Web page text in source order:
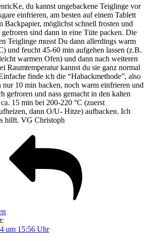
du kannst ungebackene Teiglinge vor
einfrieren, am besten auf einem Tablett
Backpapier, möglichst schnell frosten und
gefroren sind dann in eine Tüte packen. Die
Teiglinge musst Du dann allerdings warm
und feucht 45-60 min aufgehen lassen (z.B.
warmen Ofen) und dann nach weiteren
Raumtemperatur kannst du sie ganz normal
finde ich die “Habackmethode”, also
nur 10 min backen, noch warm einfrieren und
gefroren und nass gemacht in den kalten
15 min bei 200-220 °C (zuerst
dann O/U- Hitze) aufbacken. Ich
hilft. VG Christoph
um 15:56 Uhr